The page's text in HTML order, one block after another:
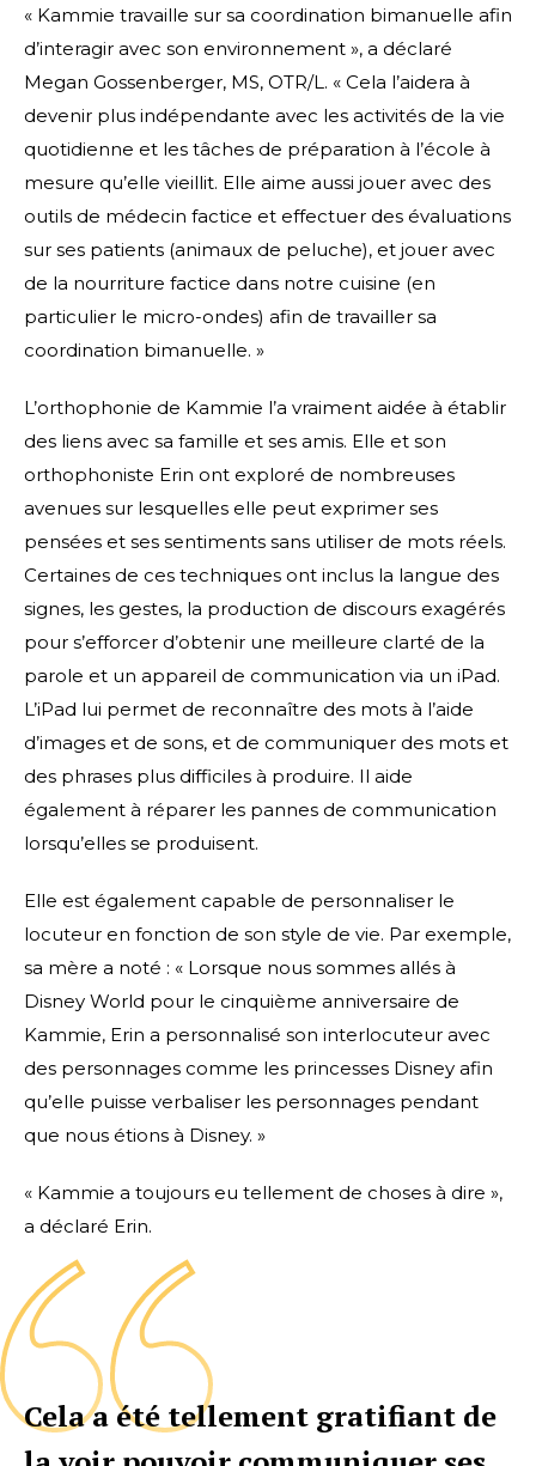
« Kammie travaille sur sa coordination bimanuelle afin
d’interagir avec son environnement », a déclaré
Megan Gossenberger, MS, OTR/L. « Cela l’aidera à
devenir plus indépendante avec les activités de la vie
quotidienne et les tâches de préparation à l’école à
mesure qu’elle vieillit. Elle aime aussi jouer avec des
outils de médecin factice et effectuer des évaluations
sur ses patients (animaux de peluche), et jouer avec
de la nourriture factice dans notre cuisine (en
particulier le micro-ondes) afin de travailler sa
coordination bimanuelle. »
L’orthophonie de Kammie l’a vraiment aidée à établir
des liens avec sa famille et ses amis. Elle et son
orthophoniste Erin ont exploré de nombreuses
avenues sur lesquelles elle peut exprimer ses
pensées et ses sentiments sans utiliser de mots réels.
Certaines de ces techniques ont inclus la langue des
signes, les gestes, la production de discours exagérés
pour s’efforcer d’obtenir une meilleure clarté de la
parole et un appareil de communication via un iPad.
L’iPad lui permet de reconnaître des mots à l’aide
d’images et de sons, et de communiquer des mots et
des phrases plus difficiles à produire. Il aide
également à réparer les pannes de communication
lorsqu’elles se produisent.
Elle est également capable de personnaliser le
locuteur en fonction de son style de vie. Par exemple,
sa mère a noté : « Lorsque nous sommes allés à
Disney World pour le cinquième anniversaire de
Kammie, Erin a personnalisé son interlocuteur avec
des personnages comme les princesses Disney afin
qu’elle puisse verbaliser les personnages pendant
que nous étions à Disney. »
« Kammie a toujours eu tellement de choses à dire »,
a déclaré Erin.
Cela a été tellement gratifiant de